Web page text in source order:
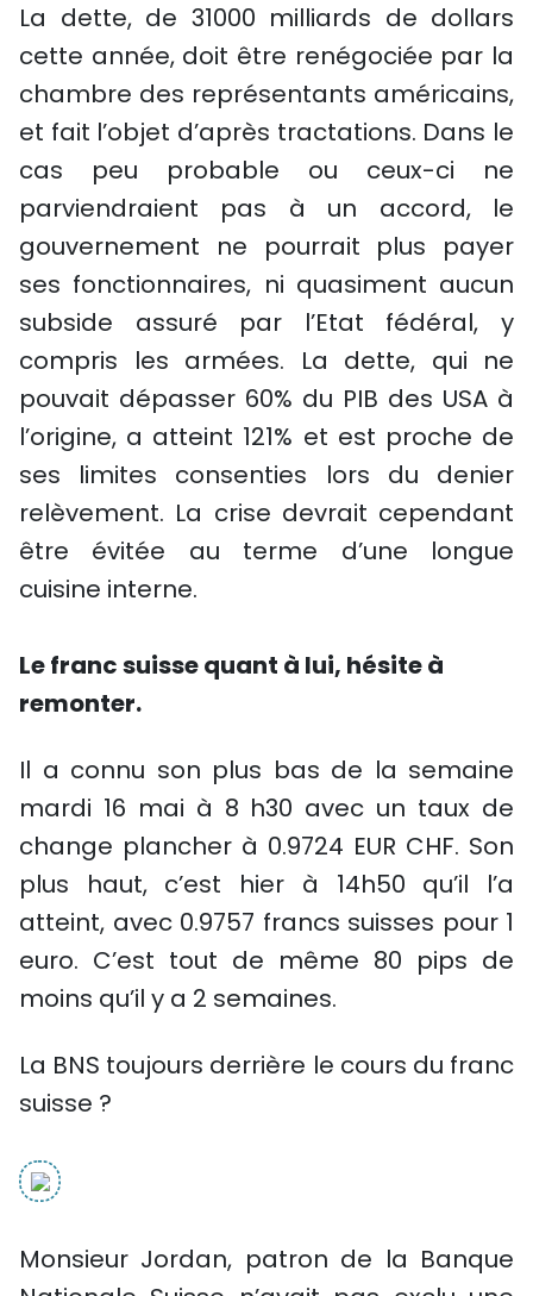
La dette, de 31000 milliards de dollars
cette année, doit être renégociée par la
chambre des représentants américains,
et fait l’objet d’après tractations. Dans le
cas peu probable ou ceux-ci ne
parviendraient pas à un accord, le
gouvernement ne pourrait plus payer
ses fonctionnaires, ni quasiment aucun
subside assuré par l’Etat fédéral, y
compris les armées. La dette, qui ne
pouvait dépasser 60% du PIB des USA à
l’origine, a atteint 121% et est proche de
ses limites consenties lors du denier
relèvement. La crise devrait cependant
être évitée au terme d’une longue
cuisine interne.
Le franc suisse quant à lui, hésite à
remonter.
Il a connu son plus bas de la semaine
mardi 16 mai à 8 h30 avec un taux de
change plancher à 0.9724 EUR CHF. Son
plus haut, c’est hier à 14h50 qu’il l’a
atteint, avec 0.9757 francs suisses pour 1
euro. C’est tout de même 80 pips de
moins qu’il y a 2 semaines.
La BNS toujours derrière le cours du franc
suisse ?
Monsieur Jordan, patron de la Banque